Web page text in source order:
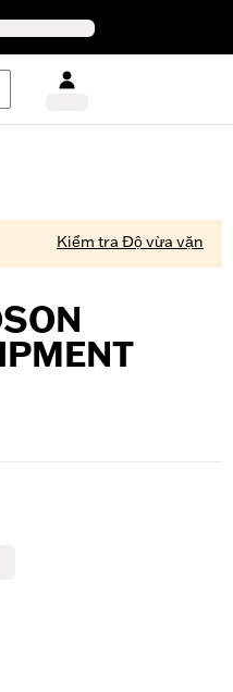
Kiểm tra Độ vừa vặn